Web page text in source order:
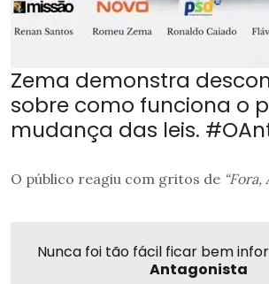
Zema demonstra
sobre como funciona o
mudança das leis.
O público reagiu com gritos de
Nunca foi tão fácil ficar bem
Antagonista